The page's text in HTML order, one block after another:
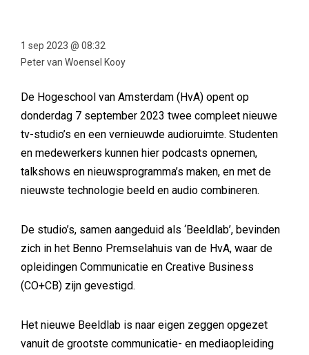
1 sep 2023 @ 08:32
Peter van Woensel Kooy
De Hogeschool van Amsterdam (HvA) opent op
donderdag 7 september 2023 twee compleet nieuwe
tv-studio’s en een vernieuwde audioruimte. Studenten
en medewerkers kunnen hier podcasts opnemen,
talkshows en nieuwsprogramma’s maken, en met de
nieuwste technologie beeld en audio combineren.
De studio’s, samen aangeduid als ‘Beeldlab’, bevinden
zich in het Benno Premselahuis van de HvA, waar de
opleidingen Communicatie en Creative Business
(CO+CB) zijn gevestigd.
Het nieuwe Beeldlab is naar eigen zeggen opgezet
vanuit de grootste communicatie- en mediaopleiding